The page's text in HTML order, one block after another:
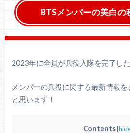
BTSメンバーの美白の
2023年に全員が兵役入隊を完了した
メンバーの兵役に関する最新情報
と思います！
Contents [